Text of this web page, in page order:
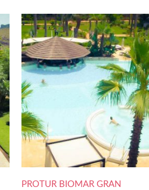
PROTUR BIOMAR GRAN